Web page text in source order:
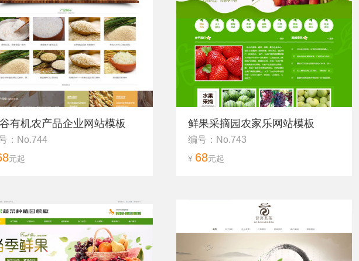
有机农产品企业网站模板
：No.744
元起
鲜果采摘园农家乐网站模板
编号：No.743
¥ 68元起